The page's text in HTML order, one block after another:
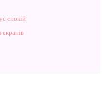
спокій
екранів